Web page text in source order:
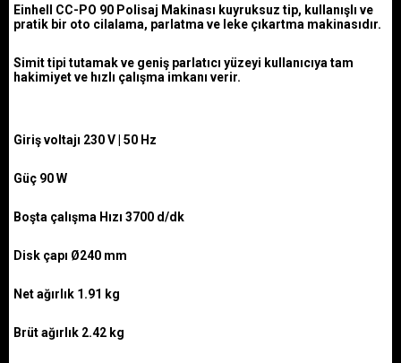
Einhell CC-PO 90 Polisaj Makinası kuyruksuz tip, kullanışlı ve
pratik bir oto cilalama, parlatma ve leke çıkartma makinasıdır.
Simit tipi tutamak ve geniş parlatıcı yüzeyi kullanıcıya tam
hakimiyet ve hızlı çalışma imkanı verir.
Giriş voltajı 230 V | 50 Hz
Güç 90 W
Boşta çalışma Hızı 3700 d/dk
Disk çapı Ø240 mm
Net ağırlık 1.91 kg
Brüt ağırlık 2.42 kg